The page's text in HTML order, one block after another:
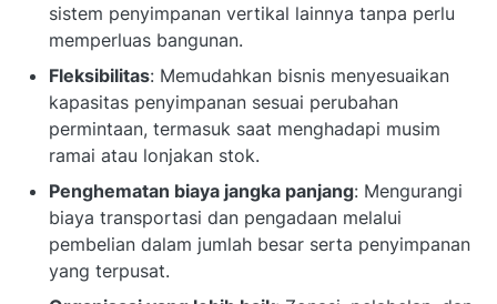
sistem penyimpanan vertikal lainnya tanpa perlu
memperluas bangunan.
Fleksibilitas: Memudahkan bisnis menyesuaikan
kapasitas penyimpanan sesuai perubahan
permintaan, termasuk saat menghadapi musim
ramai atau lonjakan stok.
Penghematan biaya jangka panjang: Mengurangi
biaya transportasi dan pengadaan melalui
pembelian dalam jumlah besar serta penyimpanan
yang terpusat.